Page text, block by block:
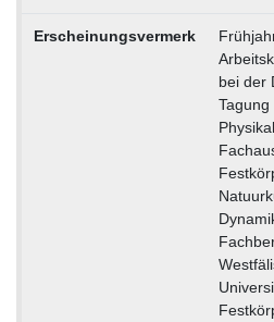
Erscheinungsvermerk
bei der